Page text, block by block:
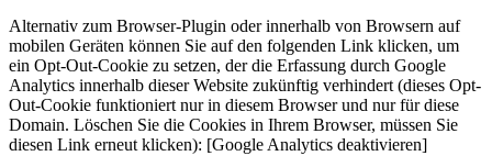
Alternativ zum Browser-Plugin oder innerhalb von Browsern auf
mobilen Geräten können Sie auf den folgenden Link klicken, um
ein Opt-Out-Cookie zu setzen, der die Erfassung durch Google
Analytics innerhalb dieser Website zukünftig verhindert (dieses Opt-
Out-Cookie funktioniert nur in diesem Browser und nur für diese
Domain. Löschen Sie die Cookies in Ihrem Browser, müssen Sie
diesen Link erneut klicken): [Google Analytics deaktivieren]